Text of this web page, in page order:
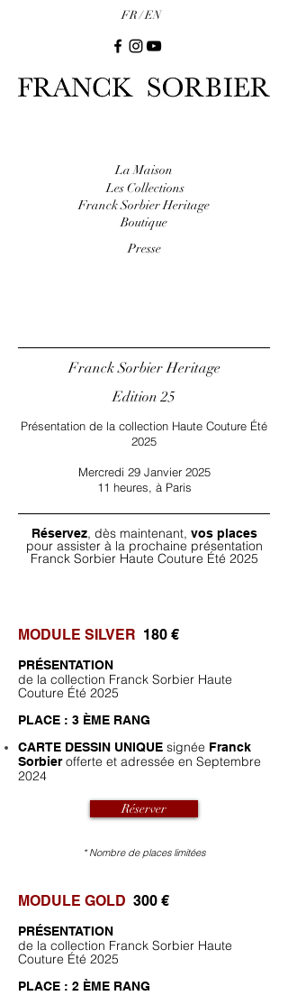
FR /EN
La Maison
Les Collections
Franck Sorbier Heritage
Boutique
Presse
Franck Sorbier Heritage
Edition 25
Présentation de la collection Haute Couture Été
2025
Mercredi 29 Janvier 2025
11 heures, à Paris
Réservez, dès maintenant, vos places
pour assister à la prochaine présentation
Franck Sorbier Haute Couture Été 2025
MODULE SILVER 180 €
PRÉSENTATION
de la collection Franck Sorbier Haute
Couture Été 2025
PLACE : 3 ÈME RANG
CARTE DESSIN UNIQUE signée Franck
Sorbierofferte et adressée en Septembre
2024
Réserver
* Nombre de places limitées
MODULE GOLD 300 €
PRÉSENTATION
de la collection Franck Sorbier Haute
Couture Été 2025
PLACE : 2 ÈME RANG